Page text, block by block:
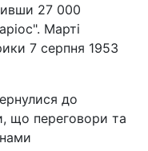
27 000
Марті
7 серпня 1953
до
що переговори та